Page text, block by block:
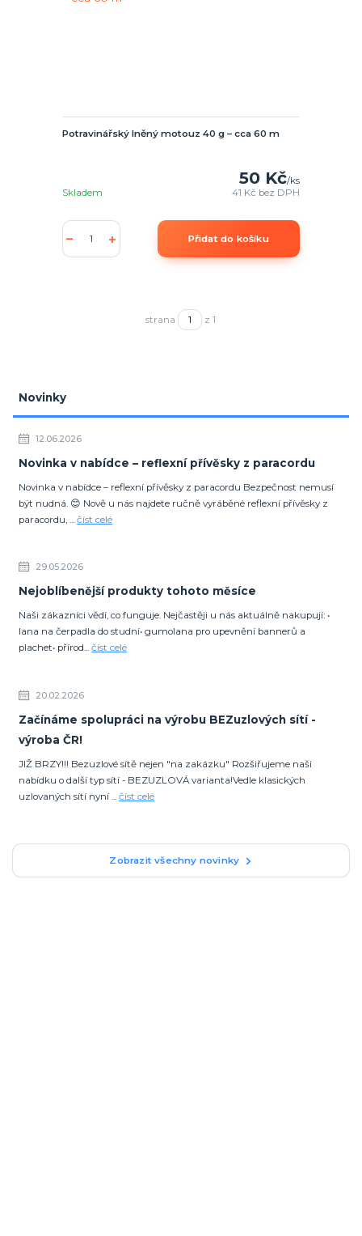
Potravinářský lněný motouz 40 g – cca 60 m
50 Kč/ks
41 Kč bez DPH
Skladem
Přidat do košíku
strana z 1
Novinky
12.06.2026
Novinka v nabídce – reflexní přívěsky z paracordu
Novinka v nabídce – reflexní přívěsky z paracordu Bezpečnost nemusí
být nudná. 😊 Nově u nás najdete ručně vyráběné reflexní přívěsky z
paracordu, ... číst celé
29.05.2026
Nejoblíbenější produkty tohoto měsíce
Naši zákazníci vědí, co funguje. Nejčastěji u nás aktuálně nakupují: •
lana na čerpadla do studní• gumolana pro upevnění bannerů a
plachet• přírod... číst celé
20.02.2026
Začínáme spolupráci na výrobu BEZuzlových sítí -
výroba ČR!
JIŽ BRZY!!! Bezuzlové sítě nejen "na zakázku" Rozšiřujeme naši
nabídku o další typ sítí - BEZUZLOVÁ varianta!Vedle klasických
uzlovaných sítí nyní ... číst celé
Zobrazit všechny novinky